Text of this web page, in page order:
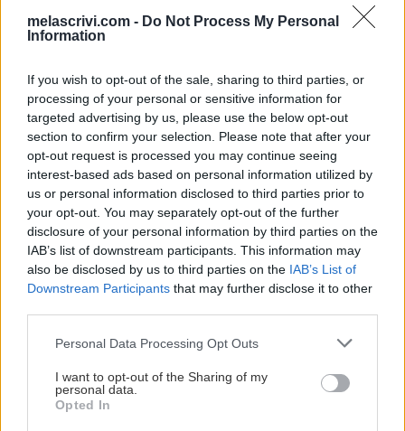
melascrivi.com - Do Not Process My Personal
Information
If you wish to opt-out of the sale, sharing to third parties, or
processing of your personal or sensitive information for
targeted advertising by us, please use the below opt-out
section to confirm your selection. Please note that after your
opt-out request is processed you may continue seeing
interest-based ads based on personal information utilized by
us or personal information disclosed to third parties prior to
your opt-out. You may separately opt-out of the further
disclosure of your personal information by third parties on the
IAB’s list of downstream participants. This information may
also be disclosed by us to third parties on the IAB’s List of
Downstream Participants that may further disclose it to other
Personal Data Processing Opt Outs
I want to opt-out of the Sharing of my
personal data.
Opted In
Newsletter, e-mail marketing, schede prodotto sui portali
rientranti nel content marketing sono esempi di testi di
copywriting online. Il web è il loro canale di riferimento.
Ti servono Testi SEO per il tuo
sito?
seo copywriting
glossario